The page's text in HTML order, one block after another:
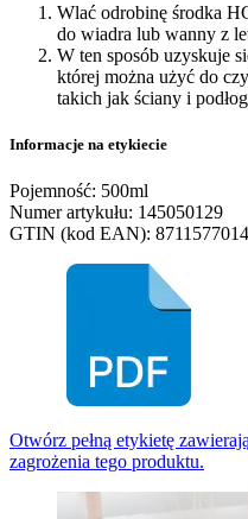
Wlać odrobinę środka
do wiadra lub wanny z
W ten sposób uzyskuje
której można użyć do
takich jak ściany i
Informacje na etykiecie
Pojemność: 500ml
Numer artykułu: 145050129
GTIN (kod EAN):
Otwórz pełną etykietę
zagrożenia tego produktu.